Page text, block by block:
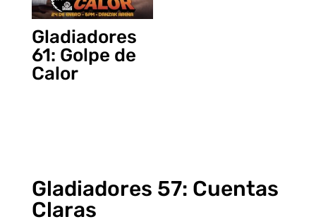
Gladiadores
61: Golpe de
Calor
Gladiadores 57: Cuentas
Claras